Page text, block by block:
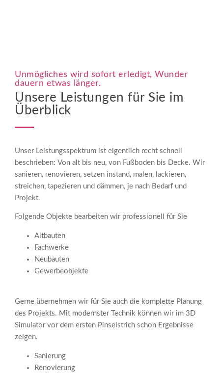
Unmögliches wird sofort erledigt, Wunder
dauern etwas länger.
Unsere Leistungen für Sie im
Überblick
Unser Leistungsspektrum ist eigentlich recht schnell
beschrieben: Von alt bis neu, von Fußboden bis Decke. Wir
sanieren, renovieren, setzen instand, malen, lackieren,
streichen, tapezieren und dämmen, je nach Bedarf und
Projekt.
Folgende Objekte bearbeiten wir professionell für Sie
Altbauten
Fachwerke
Neubauten
Gewerbeobjekte
Gerne übernehmen wir für Sie auch die komplette Planung
des Projekts. Mit modernster Technik können wir im 3D
Simulator vor dem ersten Pinselstrich schon Ergebnisse
zeigen.
Sanierung
Renovierung